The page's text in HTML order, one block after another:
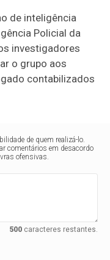
de inteligência
Policial da
investigadores
o grupo aos
contabilizados
de quem realizá-lo.
comentários em desacordo
ofensivas.
500caracteres restantes.